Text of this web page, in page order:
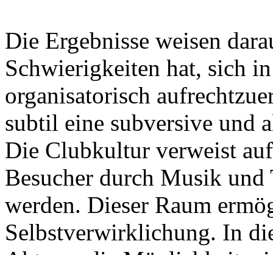
Die Ergebnisse weisen
Schwierigkeiten hat, sich
organisatorisch
subtil eine subversive und
Die Clubkultur verweist
Besucher durch Musik und
werden. Dieser Raum
Selbstverwirklichung. In